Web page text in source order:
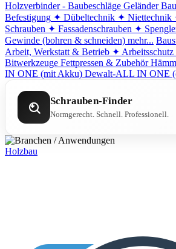
Holzverbinder - Baubeschläge Geländer Bau
Befestigung ✦ Dübeltechnik ✦ Niettechnik
Schrauben ✦ Fassadenschrauben ✦
Gewinde (bohren & schneiden) mehr...
Arbeit, Werkstatt & Betrieb ✦ Arbeitsschutz
Bitwerkzeuge Fettpressen & Zubehör
IN ONE (mit Akku) Dewalt-ALL IN ONE
Schrauben-Finder
Normgerecht. Schnell. Professionell.
Holzbau